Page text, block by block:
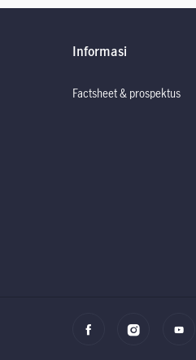
Informasi
Factsheet & prospektus